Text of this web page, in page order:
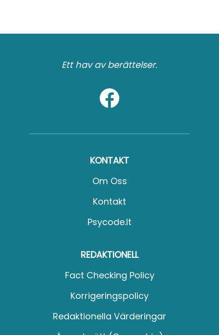
Ett hav av berättelser.
KONTAKT
Om Oss
Kontakt
Psycode.it
REDAKTIONELL
Fact Checking Policy
Korrigeringspolicy
Redaktionella Värderingar